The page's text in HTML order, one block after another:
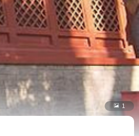
 1